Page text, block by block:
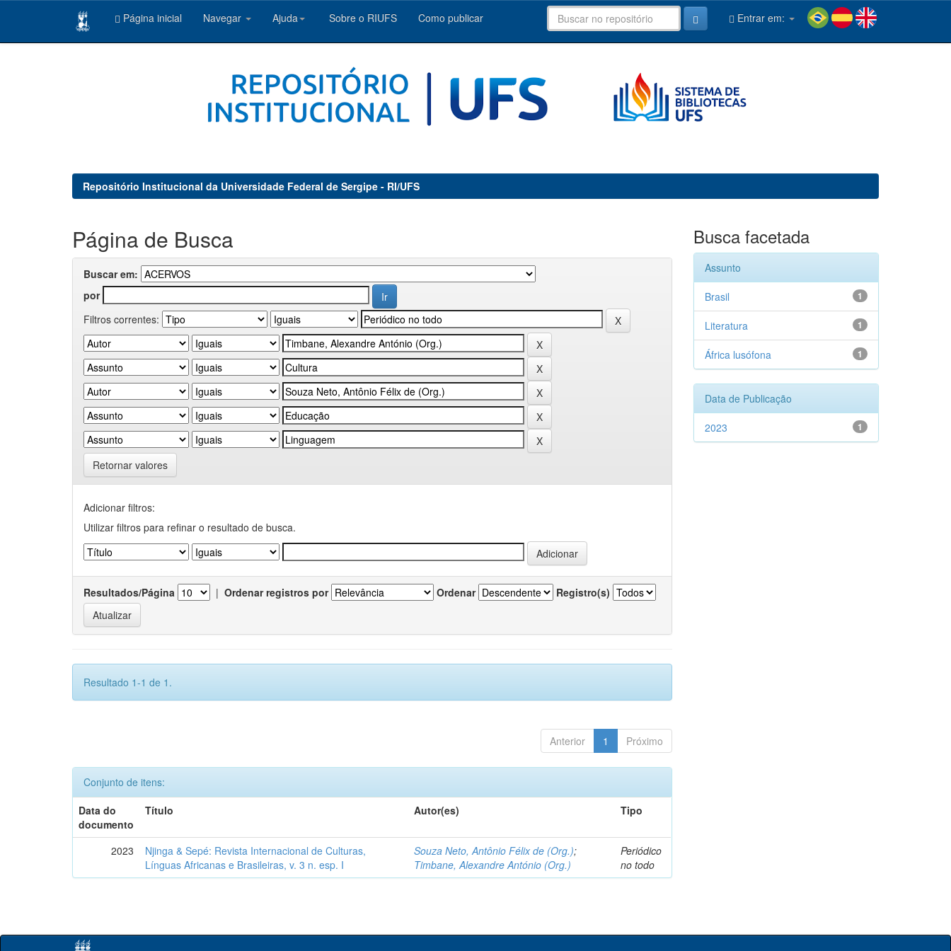
Página inicial Navegar Ajuda Sobre o RIUFS Como publicar Entrar em:
Repositório Institucional da Universidade Federal de Sergipe - RI/UFS
Página de Busca
Buscar em:
por
Filtros correntes:
Retornar valores
Adicionar filtros:
Utilizar filtros para refinar o resultado de busca.
Resultados/Página | Ordenar registros por Ordenar Registro(s)
Resultado 1-1 de 1.
Anterior 1 Próximo
Conjunto de itens:
Data do
documento
Título Autor(es) Tipo
2023
Njinga & Sepé: Revista Internacional de Culturas,
Línguas Africanas e Brasileiras, v. 3 n. esp. I
Souza Neto, Antônio Félix de (Org.);
Timbane, Alexandre António (Org.)
Periódico
no todo
Busca facetada
Assunto
1
Brasil
1
Literatura
1
África lusófona
Data de Publicação
1
2023